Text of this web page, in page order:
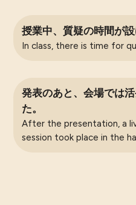
授業中、質疑の時間が設
In class, there is time for
発表のあと、会場では
た。
After the presentation, a
session took place in the